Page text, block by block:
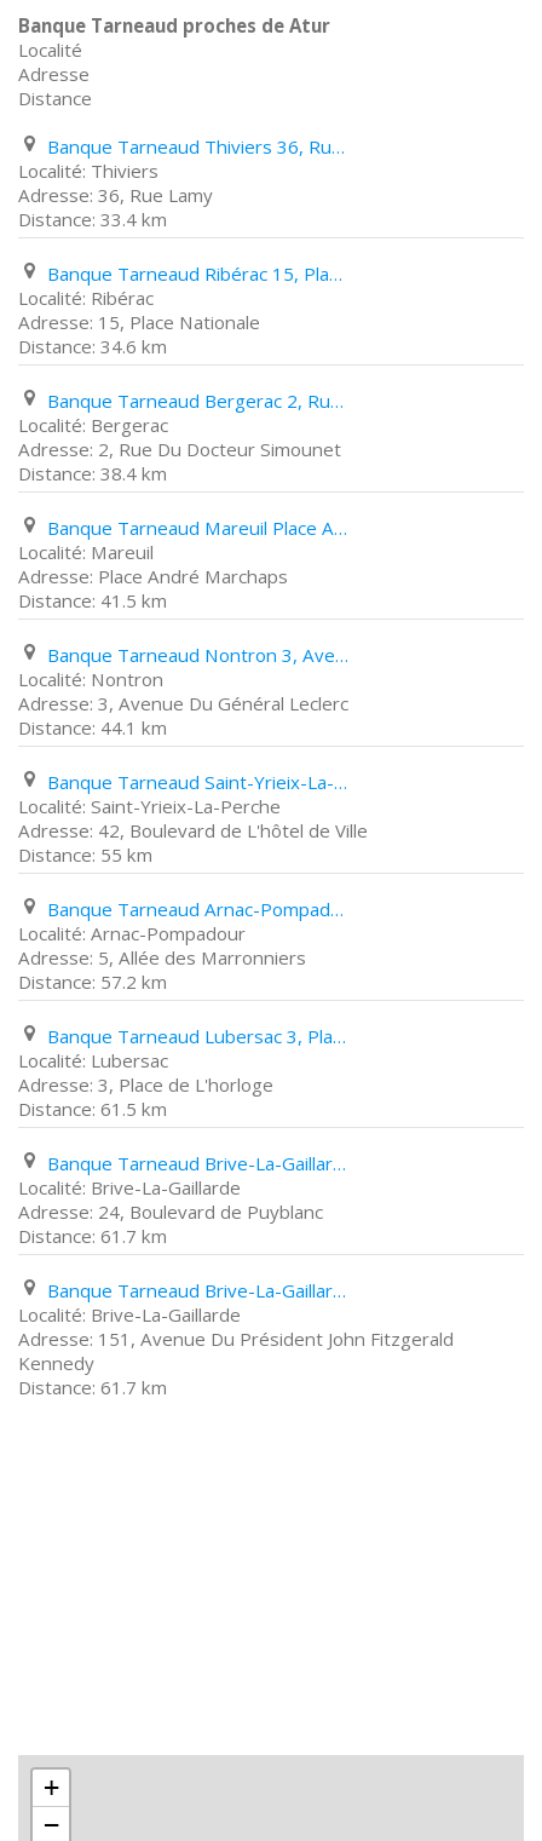
Banque Tarneaud proches de Atur
Localité
Adresse
Distance
Banque Tarneaud Thiviers 36, Rue Lamy
Thiviers
36, Rue Lamy
33.4 km
Banque Tarneaud Ribérac 15, Place Nationale
Ribérac
15, Place Nationale
34.6 km
Banque Tarneaud Bergerac 2, Rue Du Docteur Simounet
Bergerac
2, Rue Du Docteur Simounet
38.4 km
Banque Tarneaud Mareuil Place André Marchaps
Mareuil
Place André Marchaps
41.5 km
Banque Tarneaud Nontron 3, Avenue Du Général Leclerc
Nontron
3, Avenue Du Général Leclerc
44.1 km
Banque Tarneaud Saint-Yrieix-La-Perche 42, Boulevard de L'hôtel de Ville
Saint-Yrieix-La-Perche
42, Boulevard de L'hôtel de Ville
55 km
Banque Tarneaud Arnac-Pompadour 5, Allée des Marronniers
Arnac-Pompadour
5, Allée des Marronniers
57.2 km
Banque Tarneaud Lubersac 3, Place de L'horloge
Lubersac
3, Place de L'horloge
61.5 km
Banque Tarneaud Brive-La-Gaillarde 24, Boulevard de Puyblanc
Brive-La-Gaillarde
24, Boulevard de Puyblanc
61.7 km
Banque Tarneaud Brive-La-Gaillarde 151, Avenue Du Président John Fitzgerald Kennedy
Brive-La-Gaillarde
151, Avenue Du Président John Fitzgerald
Kennedy
61.7 km
+
−